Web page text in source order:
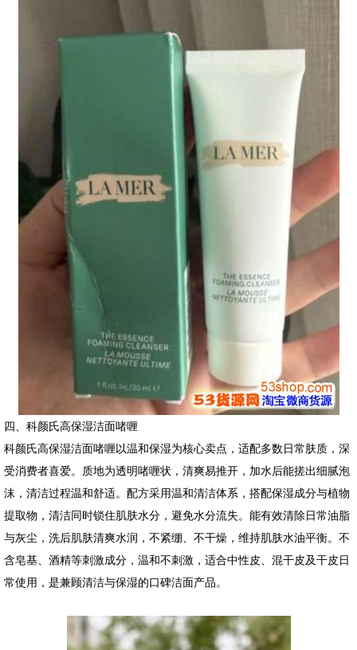
四、科颜氏高保湿洁面啫喱
科颜氏高保湿洁面啫喱以温和保湿为核心卖点，适配多数日常肤质，深
受消费者喜爱。质地为透明啫喱状，清爽易推开，加水后能搓出细腻泡
沫，清洁过程温和舒适。配方采用温和清洁体系，搭配保湿成分与植物
提取物，清洁同时锁住肌肤水分，避免水分流失。能有效清除日常油脂
与灰尘，洗后肌肤清爽水润，不紧绷、不干燥，维持肌肤水油平衡。不
含皂基、酒精等刺激成分，温和不刺激，适合中性皮、混干皮及干皮日
常使用，是兼顾清洁与保湿的口碑洁面产品。